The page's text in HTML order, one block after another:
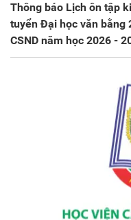
Thông báo Lịch ôn tập
tuyển Đại học văn bằng
CSND năm học 2026 -